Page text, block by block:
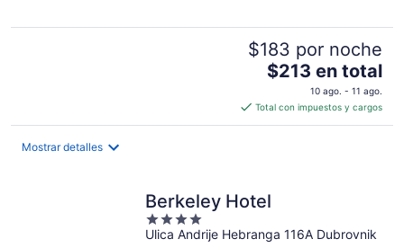
$183 por noche
El
es
de
por
noche
$213 en total
10 ago. - 11 ago.
Total con impuestos y cargos
Mostrar detalles
Berkeley Hotel
4
out
Ulica Andrije Hebranga 116A Dubrovnik